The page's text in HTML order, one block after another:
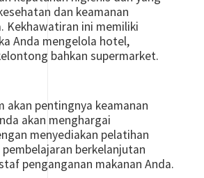
dan keamanan
Kekhawatiran ini memiliki
Anda mengelola hotel,
bahkan supermarket.
akan pentingnya keamanan
akan menghargai
menyediakan pelatihan
berkelanjutan
penganganan makanan Anda.